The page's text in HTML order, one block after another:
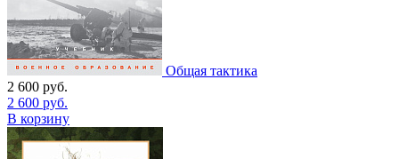
Общая тактика
2 600 руб.
2 600 руб.
В корзину